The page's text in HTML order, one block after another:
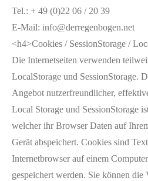
Tel.: + 49 (0)22 06 / 20 39
E-Mail: info@derregenbogen.net
<h4>Cookies / SessionStorage /
Die Internetseiten verwenden
LocalStorage und SessionStorage.
Angebot nutzerfreundlicher,
Local Storage und SessionStorage
welcher ihr Browser Daten auf
Gerät abspeichert. Cookies sind
Internetbrowser auf einem
gespeichert werden. Sie können